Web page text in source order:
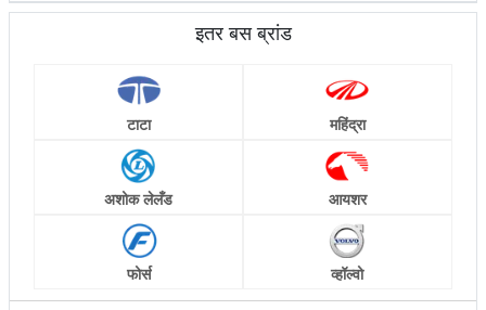
इतर बस ब्रांड
टाटा महिंद्रा
अशोक लेलँड आयशर
फोर्स व्हॉल्वो